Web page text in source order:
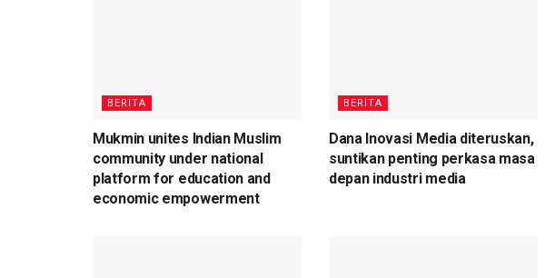
BERITA
Mukmin unites Indian Muslim
community under national
platform for education and
economic empowerment
BERITA
Dana Inovasi Media diteruskan,
suntikan penting perkasa masa
depan industri media